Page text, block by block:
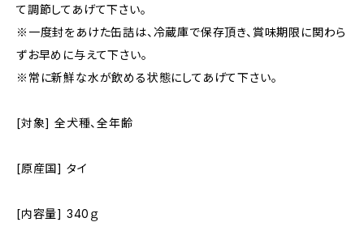
て調節してあげて下さい。
※一度封をあけた缶詰は、冷蔵庫で保存頂き、賞味期限に関わら
ずお早めに与えて下さい。
※常に新鮮な水が飲める状態にしてあげて下さい。
[対象] 全犬種、全年齢
[原産国] タイ
[内容量] 340ｇ